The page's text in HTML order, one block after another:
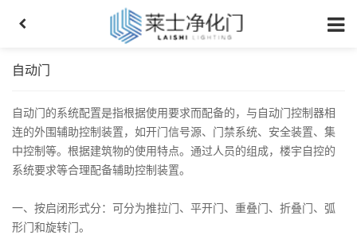
自动门
自动门的系统配置是指根据使用要求而配备的，与自动门控制器相
连的外围辅助控制装置，如开门信号源、门禁系统、安全装置、集
中控制等。根据建筑物的使用特点。通过人员的组成，楼宇自控的
系统要求等合理配备辅助控制装置。
一、按启闭形式分：可分为推拉门、平开门、重叠门、折叠门、弧
形门和旋转门。